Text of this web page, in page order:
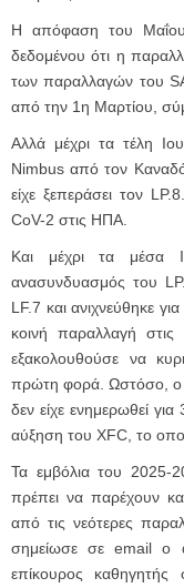
Η απόφαση του Μαΐου
δεδομένου ότι η
των παραλλαγών του
από την 1η Μαρτίου,
Αλλά μέχρι τα τέλη
Nimbus από τον Καναδό
είχε ξεπεράσει τον
CoV-2 στις ΗΠΑ.
Και μέχρι τα μέσα
ανασυνδυασμός του
LF.7 και ανιχνεύθηκε
κοινή παραλλαγή
εξακολουθούσε να
πρώτη φορά. Ωστόσο, ο
δεν είχε ενημερωθεί
αύξηση του XFC, το
Τα εμβόλια του
πρέπει να παρέχουν
από τις νεότερες
σημείωσε σε email ο
επίκουρος καθηγητής